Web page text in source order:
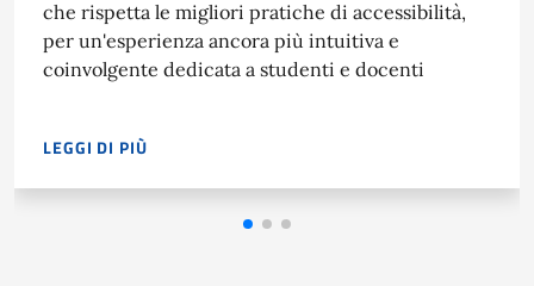
che rispetta le migliori pratiche di accessibilità,
per un'esperienza ancora più intuitiva e
coinvolgente dedicata a studenti e docenti
LEGGI DI PIÙ
IL PORTALE EXCELSIORIENTA E L'ORIENTAGAME